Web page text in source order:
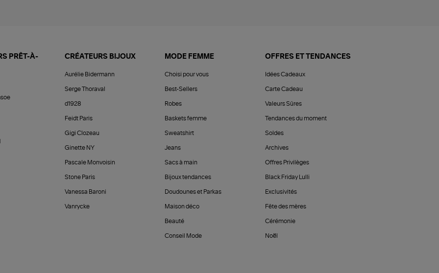
PRÊT-À-
CRÉATEURS BIJOUX
Aurélie Bidermann
Serge Thoraval
d1928
Feidt Paris
Gigi Clozeau
Ginette NY
Pascale Monvoisin
Stone Paris
Vanessa Baroni
Vanrycke
MODE FEMME
Choisi pour vous
Best-Sellers
Robes
Baskets femme
Sweatshirt
Jeans
Sacs à main
Bijoux tendances
Doudounes et Parkas
Maison déco
Beauté
Conseil Mode
OFFRES ET TENDANCES
Idées Cadeaux
Carte Cadeau
Valeurs Sûres
Tendances du moment
Soldes
Archives
Offres Privilèges
Black Friday Lulli
Exclusivités
Fête des mères
Cérémonie
Noël